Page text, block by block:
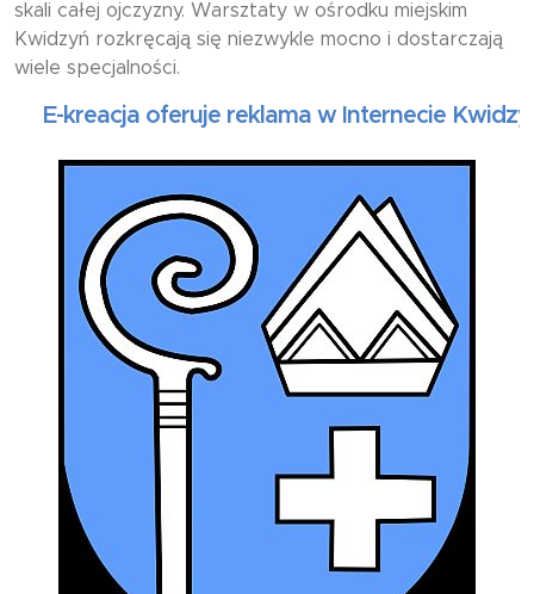
skali całej ojczyzny. Warsztaty w ośrodku miejskim
Kwidzyń rozkręcają się niezwykle mocno i dostarczają
wiele specjalności.
E-kreacja oferuje reklama w Internecie Kwidzyń